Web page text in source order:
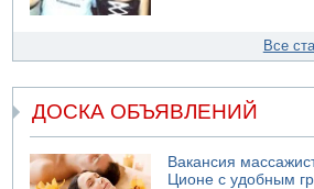
Все
ДОСКА ОБЪЯВЛЕНИЙ
Вакансия
Ционе с удобным